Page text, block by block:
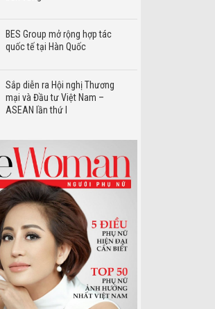
BES Group mở rộng hợp tác
quốc tế tại Hàn Quốc
Sắp diễn ra Hội nghị Thương
mại và Đầu tư Việt Nam –
ASEAN lần thứ I